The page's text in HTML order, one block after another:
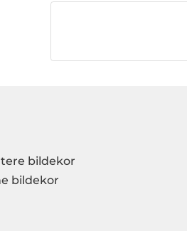
bildekor
bildekor